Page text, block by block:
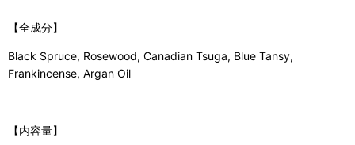
【全成分】
Black Spruce, Rosewood, Canadian Tsuga, Blue Tansy,
Frankincense, Argan Oil
【内容量】